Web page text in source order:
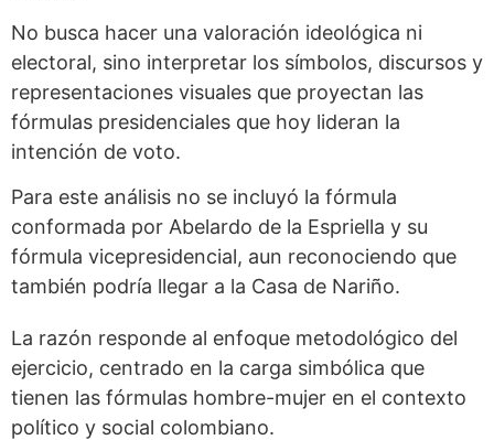
No busca hacer una valoración ideológica ni
electoral, sino interpretar los símbolos, discursos y
representaciones visuales que proyectan las
fórmulas presidenciales que hoy lideran la
intención de voto.
Para este análisis no se incluyó la fórmula
conformada por Abelardo de la Espriella y su
fórmula vicepresidencial, aun reconociendo que
también podría llegar a la Casa de Nariño.
La razón responde al enfoque metodológico del
ejercicio, centrado en la carga simbólica que
tienen las fórmulas hombre-mujer en el contexto
político y social colombiano.